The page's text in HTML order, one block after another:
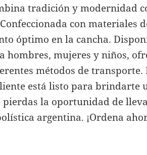
tradición y modernidad
con materiales
óptimo en la cancha.
hombres, mujeres y niños,
métodos de
está listo para brindarte
pierdas la oportunidad de
argentina. ¡Ordena